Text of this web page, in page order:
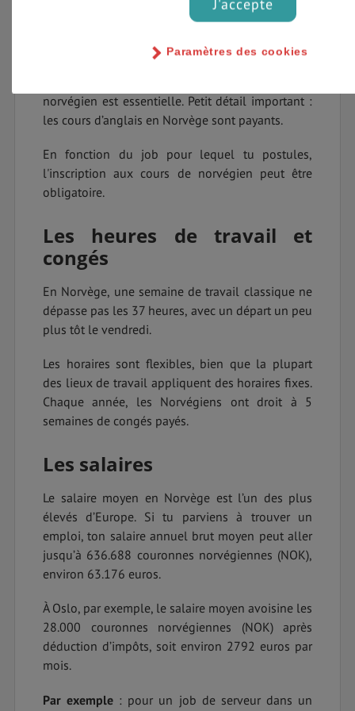
La maitrise de la langue
L'anglais est largement parlé en Norvège mais
norvégien est essentielle. Petit détail important :
les cours d’anglais en Norvège sont payants.
En fonction du job pour lequel tu postules,
l'inscription aux cours de norvégien peut être
obligatoire.
Les heures de travail et
congés
En Norvège, une semaine de travail classique ne
dépasse pas les 37 heures, avec un départ un peu
plus tôt le vendredi.
Les horaires sont flexibles, bien que la plupart
des lieux de travail appliquent des horaires fixes.
Chaque année, les Norvégiens ont droit à 5
semaines de congés payés.
Les salaires
Le salaire moyen en Norvège est l’un des plus
élevés d’Europe. Si tu parviens à trouver un
emploi, ton salaire annuel brut moyen peut aller
jusqu’à 636.688 couronnes norvégiennes (NOK),
environ 63.176 euros.
À Oslo, par exemple, le salaire moyen avoisine les
28.000 couronnes norvégiennes (NOK) après
déduction d’impôts, soit environ 2792 euros par
mois.
Par exemple : pour un job de serveur dans un
J'accepte
Paramètres des cookies